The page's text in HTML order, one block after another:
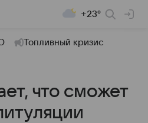
+23°
Топливный кризис
что сможет